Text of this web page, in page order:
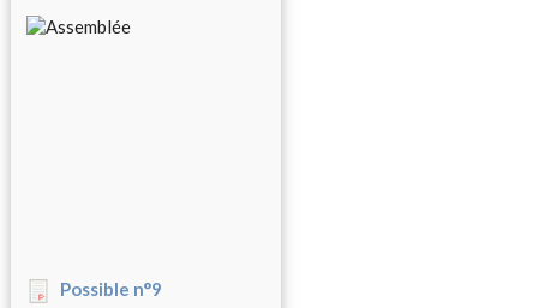
Possible n°9